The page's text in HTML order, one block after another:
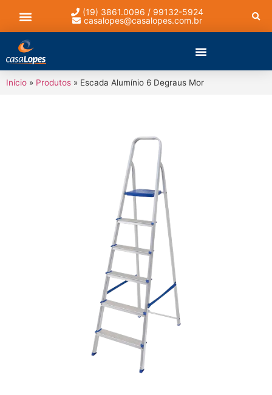
(19) 3861.0096 / 99132-5924
casalopes@casalopes.com.br
Início » Produtos » Escada Alumínio 6 Degraus Mor